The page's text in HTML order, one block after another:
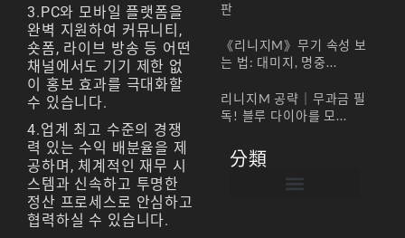
3.PC와 모바일 플랫폼을
완벽 지원하여 커뮤니티,
숏폼, 라이브 방송 등 어떤
채널에서도 기기 제한 없
이 홍보 효과를 극대화할
수 있습니다.
4.업계 최고 수준의 경쟁
력 있는 수익 배분율을 제
공하며, 체계적인 재무 시
스템과 신속하고 투명한
정산 프로세스로 안심하고
협력하실 수 있습니다.
판
《리니지M》무기 속성 보
는 법: 대미지, 명중...
리니지M 공략｜무과금 필
독! 블루 다이아를 모...
分類